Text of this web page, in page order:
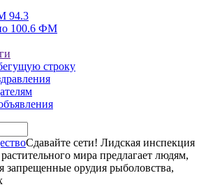
94.3
100.6 ФМ
строку
Сдавайте сети! Лидская инспекция
мира предлагает людям,
запрещенные орудия рыболовства,